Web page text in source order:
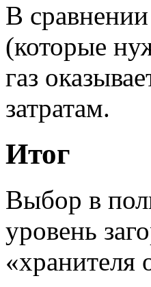
В
(которые
газ
затратам.
Итог
Выбор в
уровень
«хранителя